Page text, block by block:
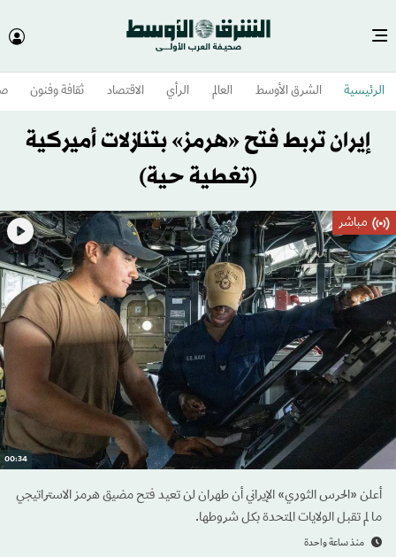
تجاوز
المحتوى
الرئيسي
الرئيسية الشرق الأوسط​ العالم الرأي الاقتصاد ثقافة وفنون
إيران تربط فتح «هرمز» بتنازلات أميركية
(تغطية حية)
مباشر
00:34
أعلن «الحرس الثوري» الإيراني أن طهران لن تعيد فتح مضيق هرمز الاستراتيجي
ما لم تقبل الولايات المتحدة بكل شروطها.
منذ ساعة واحدة